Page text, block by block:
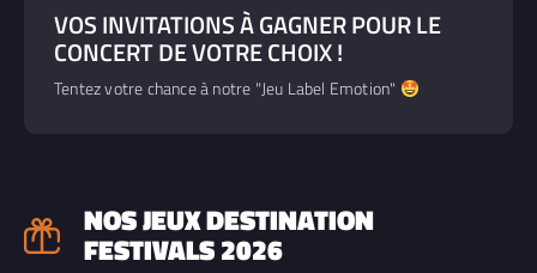
VOS INVITATIONS À GAGNER POUR LE
CONCERT DE VOTRE CHOIX !
Tentez votre chance à notre "Jeu Label Emotion"
NOS JEUX DESTINATION
FESTIVALS 2026